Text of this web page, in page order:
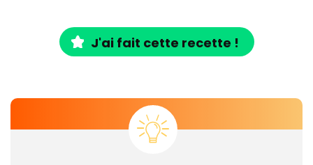
J'ai fait cette recette !